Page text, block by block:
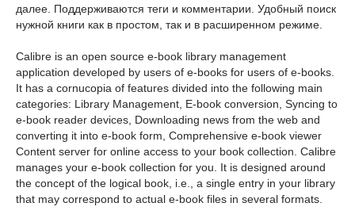
далее. Поддерживаются теги и комментарии. Удобный поиск
нужной книги как в простом, так и в расширенном режиме.
Calibre is an open source e-book library management
application developed by users of e-books for users of e-books.
It has a cornucopia of features divided into the following main
categories: Library Management, E-book conversion, Syncing to
e-book reader devices, Downloading news from the web and
converting it into e-book form, Comprehensive e-book viewer
Content server for online access to your book collection. Calibre
manages your e-book collection for you. It is designed around
the concept of the logical book, i.e., a single entry in your library
that may correspond to actual e-book files in several formats.